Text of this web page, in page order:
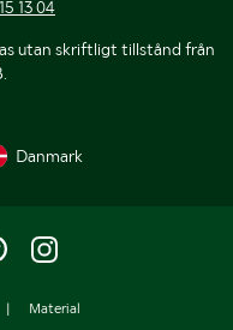
13 04
utan skriftligt tillstånd från
Danmark
| Material